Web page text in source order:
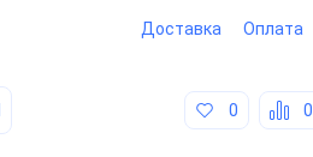
Доставка Оплата
0 0